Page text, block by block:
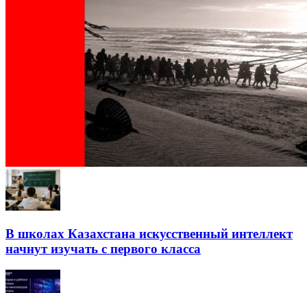
В школах Казахстана искусственный интеллект
начнут изучать с первого класса